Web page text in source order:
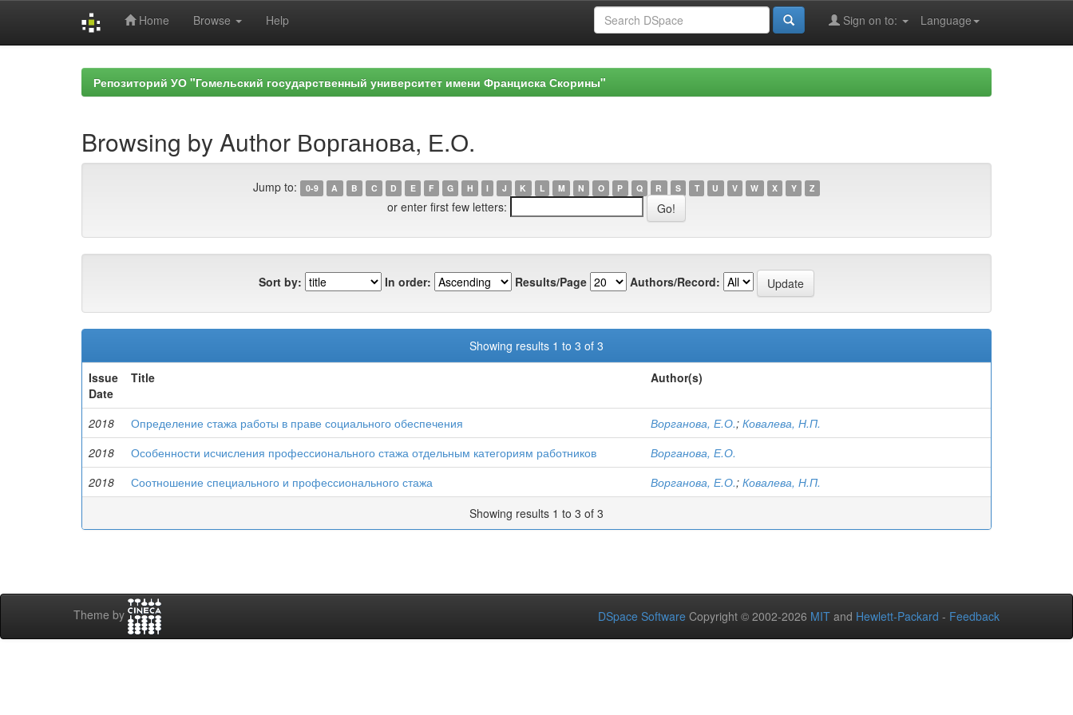
Home Browse Help Language
Sign on to:
Репозиторий УО "Гомельский государственный университет имени Франциска Скорины"
Browsing by Author Ворганова, Е.О.
Jump to: 0-9 A B C D E F G H I J K L M N O P Q R S T U V W X Y Z
or enter first few letters:
Sort by: In order: Results/Page Authors/Record:
Showing results 1 to 3 of 3
Issue
Date
Title Author(s)
2018 Определение стажа работы в праве социального обеспечения Ворганова, Е.О.; Ковалева, Н.П.
2018
Особенности исчисления профессионального стажа отдельным категориям работников
Ворганова, Е.О.
2018
Соотношение специального и профессионального стажа Ворганова, Е.О.; Ковалева, Н.П.
Showing results 1 to 3 of 3
Theme by DSpace Software Copyright © 2002-2026 MIT and Hewlett-Packard - Feedback